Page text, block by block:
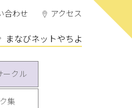
まなびネットやちよ
合わせ アクセス
ークル
集